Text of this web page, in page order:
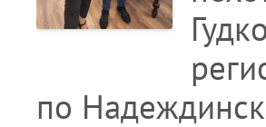
по